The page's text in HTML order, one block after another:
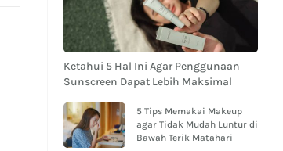
Ketahui 5 Hal Ini Agar Penggunaan
Sunscreen Dapat Lebih Maksimal
5 Tips Memakai Makeup
agar Tidak Mudah Luntur di
Bawah Terik Matahari